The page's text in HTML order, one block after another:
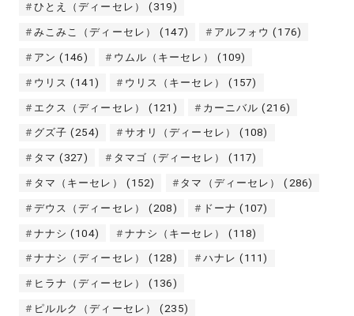
ひとえ（ディーセレ） (319)
みこみこ（ディーセレ） (147) アルフォウ (176)
アン (146) ウムル（キーセレ） (109)
ウリス (141) ウリス（キーセレ） (157)
エクス（ディーセレ） (121) カーニバル (216)
グズ子 (254) サオリ（ディーセレ） (108)
タマ (327) タマゴ（ディーセレ） (117)
タマ（キーセレ） (152) タマ（ディーセレ） (286)
デウス（ディーセレ） (208) ドーナ (107)
ナナシ (104) ナナシ（キーセレ） (118)
ナナシ（ディーセレ） (128) ハナレ (111)
ヒラナ（ディーセレ） (136)
ピルルク（ディーセレ） (235)